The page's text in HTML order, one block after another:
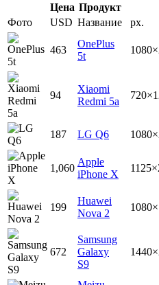
Цена Продукт
Фото
USD Название px.
463
OnePlus
5t
94
Xiaomi
Redmi 5a
187 LG Q6
1,060
Apple
iPhone X
199
Huawei
Nova 2
672
Samsung
Galaxy
S9